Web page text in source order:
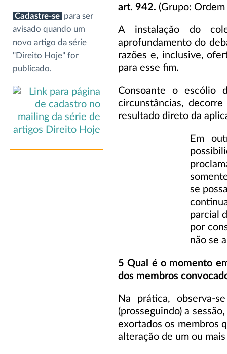
Cadastre-se para ser
avisado quando um
novo artigo da série
"Direito Hoje" for
publicado.
art. 942. (Grupo:
A instalação do
aprofundamento do
razões e, inclusive,
para esse fim.
Consoante o escólio
circunstâncias,
resultado direto da
Em
se
parcial
por
não se
5 Qual é o momento
dos membros
Na prática, observa-
(prosseguindo) a
exortados os membros
alteração de um ou